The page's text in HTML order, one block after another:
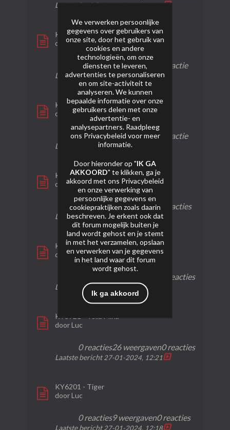
Laatste bericht14-12-2024, 03:18
KY6702 - V-Master
doorLuc
1 reactie32 weergaven 1 reactie
Laatste bericht 29-01-2024, 20:51
KY3890 - Las Fallas
door
Luc
1 reactie66 weergaven1 reactie
Laatste bericht 29-01-2024, 15:50
KY6706 24 Carat Gold
doorLuc
1 reactie29 weergaven0 reacties
Laatste bericht27-01-2024, 16:37
KY6704 - Wipe Out Connect
doorLuc
0 reacties
Laatste bericht 27-01-2024, 12:25
KY3721 - Tolla Mina
doorLuc
0 reacties26 weergaven0 reacties
Laatste bericht 27-01-2024, 12:21
KY6201 - Tiger
doorLuc
0 reacties9 weergaven0 reacties
Laatste bericht 27-01-2024, 12:18
We verwerken persoonlijke
gegevens over gebruikers van
onze site, door het gebruik van
cookies en andere
technologieën, om onze
diensten te leveren,
advertenties te personaliseren
en om site-activiteit te
analyseren. We kunnen
bepaalde informatie over onze
gebruikers delen met onze
advertentie- en
analysepartners. Raadpleeg
ons Privacybeleid voor meer
informatie.
Door hieronder op "IK GA
AKKOORD" te klikken, ga je
akkoord met ons Privacybeleid
en onze verwerking van
persoonlijke gegevens en
cookiepraktijken zoals daarin
beschreven. Je erkent ook dat
dit forum mogelijk buiten je
land wordt gehost en je stemt
in met het verzamelen, opslaan
en verwerken van je gegevens
in het land waar dit forum
wordt gehost.
Ik ga akkoord